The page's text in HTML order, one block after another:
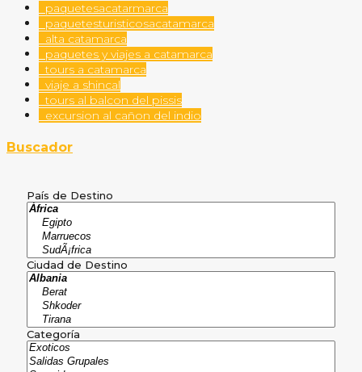
paquetesacatarmarca
paquetesturisticosacatamarca
alta catamarca
paquetes y viajes a catamarca
tours a catamarca
viaje a shincal
tours al balcon del pissis
excursion al cañon del indio
Buscador
País de Destino
Ciudad de Destino
Categoría